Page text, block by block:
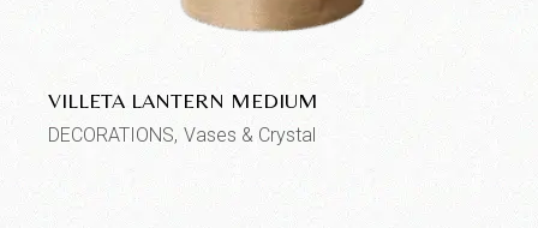
VILLETA LANTERN MEDIUM
DECORATIONS Vases & Crystal